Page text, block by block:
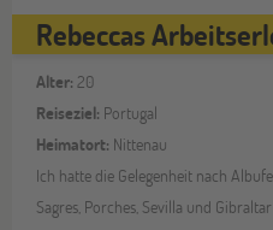
Rebeccas
Alter: 20
Reiseziel: Portugal
Heimatort: Nittenau
Ich hatte die Gelegenheit nach
Sagres, Porches, Sevilla und